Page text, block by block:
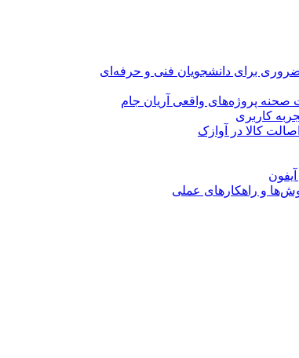
ضروری برای دانشجویان فنی و حرفه‌ای
پروژه‌های واقعی آریان جام
کالا در آوازک
و راهکارهای عملی